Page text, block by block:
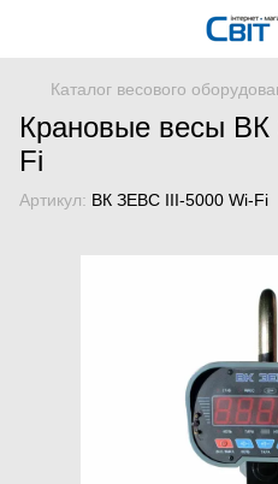
Каталог весового
Крановые весы ВК
Fi
Артикул: ВК ЗЕВС ІІІ-5000 Wi-Fi